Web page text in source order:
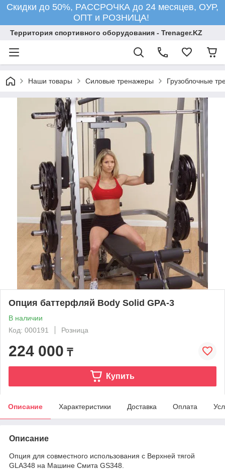
Скидки до 50%, РАССРОЧКА до 24 месяцев, ОУР,
ОПТ и РОЗНИЦА!
Территория спортивного оборудования - Trenager.KZ
Наши товары Силовые тренажеры Грузоблочные
Опция баттерфляй Body Solid GPA-3
В наличии
Код: 000191
Розница
224 000 ₸
Купить
Описание Характеристики Доставка Оплата
Описание
Опция для совместного использования с Верхней тягой
GLA348 на Машине Смита GS348.